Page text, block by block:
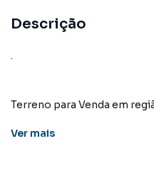
Descrição
.
Terreno para Venda em
procurava ou deseja mais
Ver mais